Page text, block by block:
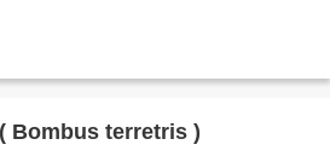
Bombus terretris )